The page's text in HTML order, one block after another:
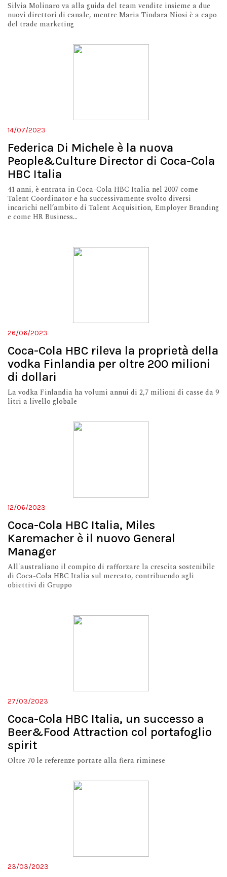
Silvia Molinaro va alla guida del team vendite insieme a due
nuovi direttori di canale, mentre Maria Tindara Niosi è a capo
del trade marketing
14/07/2023
Federica Di Michele è la nuova
People&Culture Director di Coca-Cola
HBC Italia
41 anni, è entrata in Coca-Cola HBC Italia nel 2007 come
Talent Coordinator e ha successivamente svolto diversi
incarichi nell’ambito di Talent Acquisition, Employer Branding
e come HR Business...
26/06/2023
Coca-Cola HBC rileva la proprietà della
vodka Finlandia per oltre 200 milioni
di dollari
La vodka Finlandia ha volumi annui di 2,7 milioni di casse da 9
litri a livello globale
12/06/2023
Coca-Cola HBC Italia, Miles
Karemacher è il nuovo General
Manager
All'australiano il compito di rafforzare la crescita sostenibile
di Coca-Cola HBC Italia sul mercato, contribuendo agli
obiettivi di Gruppo
27/03/2023
Coca-Cola HBC Italia, un successo a
Beer&Food Attraction col portafoglio
spirit
Oltre 70 le referenze portate alla fiera riminese
23/03/2023